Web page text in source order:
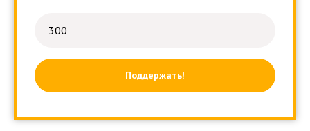
Поддержать!